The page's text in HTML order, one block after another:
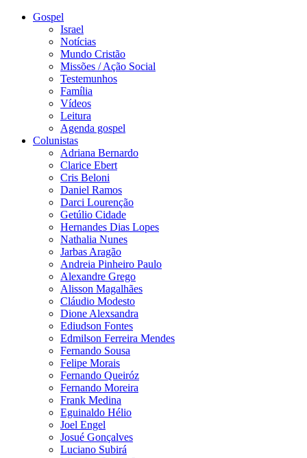
Gospel
Israel
Notícias
Mundo Cristão
Missões / Ação Social
Testemunhos
Família
Vídeos
Leitura
Agenda gospel
Colunistas
Adriana Bernardo
Clarice Ebert
Cris Beloni
Daniel Ramos
Darci Lourenção
Getúlio Cidade
Hernandes Dias Lopes
Nathalia Nunes
Jarbas Aragão
Andreia Pinheiro Paulo
Alexandre Grego
Alisson Magalhães
Cláudio Modesto
Dione Alexsandra
Ediudson Fontes
Edmilson Ferreira Mendes
Fernando Sousa
Felipe Morais
Fernando Queiróz
Fernando Moreira
Frank Medina
Eguinaldo Hélio
Joel Engel
Josué Gonçalves
Luciano Subirá